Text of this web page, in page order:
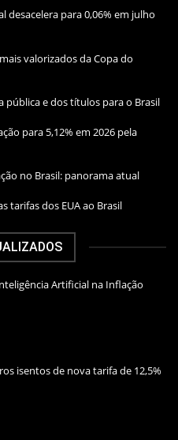
desacelera para 0,06% em julho
valorizados da Copa do
pública e dos títulos para o Brasil
para 5,12% em 2026 pela
no Brasil: panorama atual
tarifas dos EUA ao Brasil
Artificial na Inflação
isentos de nova tarifa de 12,5%